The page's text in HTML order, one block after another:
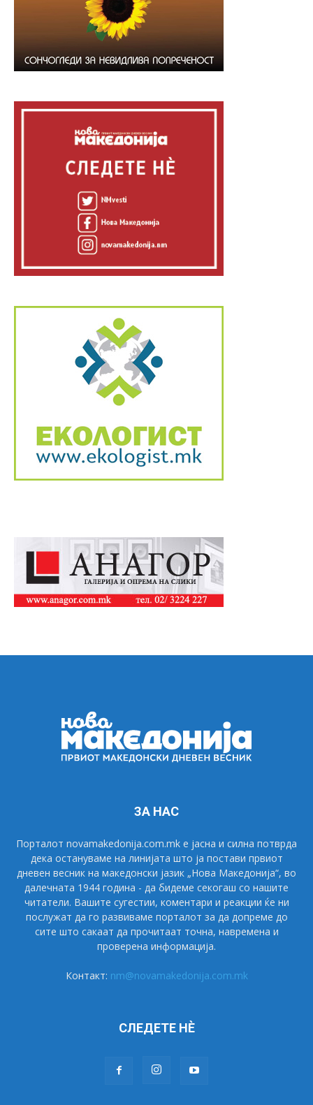
ЗА НАС
Порталот novamakedonija.com.mk е јасна и силна потврда
дека остануваме на линијата што ја постави првиот
дневен весник на македонски јазик „Нова Македонија“, во
далечната 1944 година - да бидеме секогаш со нашите
читатели. Вашите сугестии, коментари и реакции ќе ни
послужат да го развиваме порталот за да допреме до
сите што сакаат да прочитаат точна, навремена и
проверена информација.
Контакт: nm@novamakedonija.com.mk
СЛЕДЕТЕ НÈ